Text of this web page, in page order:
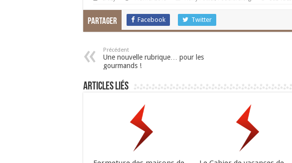
Partager Facebook Twitter
Précédent
Une nouvelle rubrique… pour les
gourmands !
Articles liés